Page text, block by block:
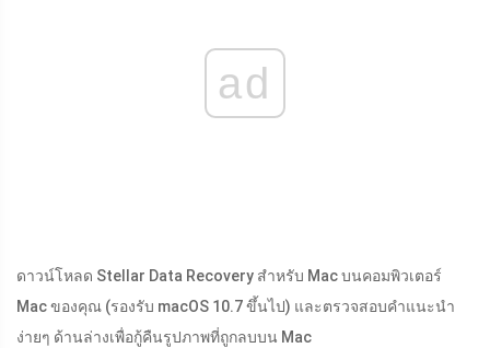
ad
ดาวน์โหลด Stellar Data Recovery สำหรับ Mac บนคอมพิวเตอร์
Mac ของคุณ (รองรับ macOS 10.7 ขึ้นไป) และตรวจสอบคำแนะนำ
ง่ายๆ ด้านล่างเพื่อกู้คืนรูปภาพที่ถูกลบบน Mac